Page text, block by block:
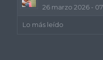
26 marzo 2026 -
Lo más leído